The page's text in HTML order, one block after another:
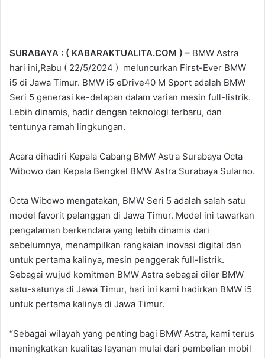
SURABAYA : ( KABARAKTUALITA.COM ) – BMW Astra
hari ini,Rabu ( 22/5/2024 ) meluncurkan First-Ever BMW
i5 di Jawa Timur. BMW i5 eDrive40 M Sport adalah BMW
Seri 5 generasi ke-delapan dalam varian mesin full-listrik.
Lebih dinamis, hadir dengan teknologi terbaru, dan
tentunya ramah lingkungan.
Acara dihadiri Kepala Cabang BMW Astra Surabaya Octa
Wibowo dan Kepala Bengkel BMW Astra Surabaya Sularno.
Octa Wibowo mengatakan, BMW Seri 5 adalah salah satu
model favorit pelanggan di Jawa Timur. Model ini tawarkan
pengalaman berkendara yang lebih dinamis dari
sebelumnya, menampilkan rangkaian inovasi digital dan
untuk pertama kalinya, mesin penggerak full-listrik.
Sebagai wujud komitmen BMW Astra sebagai diler BMW
satu-satunya di Jawa Timur, hari ini kami hadirkan BMW i5
untuk pertama kalinya di Jawa Timur.
“Sebagai wilayah yang penting bagi BMW Astra, kami terus
meningkatkan kualitas layanan mulai dari pembelian mobil